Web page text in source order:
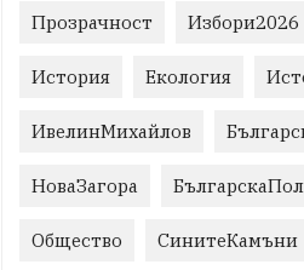
Прозрачност Избори2026
История Екология
ИвелинМихайлов
НоваЗагора
Общество СинитеКамъни